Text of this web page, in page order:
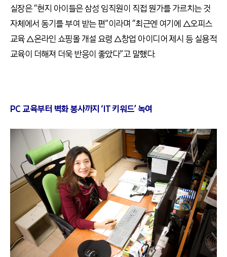
실장은 “현지 아이들은 삼성 임직원이 직접 뭔가를 가르치는 것
자체에서 동기를 부여 받는 편”이라며 “최근엔 여기에 △오피스
교육 △온라인 쇼핑몰 개설 요령 △창업 아이디어 제시 등 실용적
교육이 더해져 더욱 반응이 좋았다”고 말했다.
PC 교육부터 벽화 봉사까지 ‘IT 키워드’ 녹여